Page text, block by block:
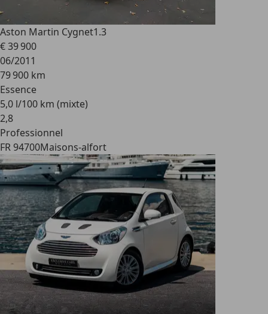
Aston Martin Cygnet1.3
€ 39 900
06/2011
79 900 km
Essence
5,0 l/100 km (mixte)
2,8
Professionnel
FR 94700Maisons-alfort